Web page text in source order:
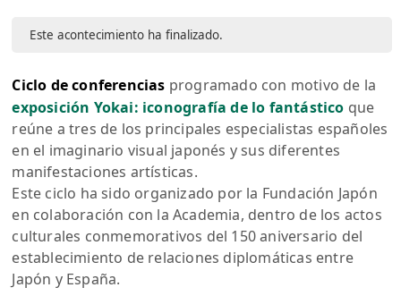
Este acontecimiento ha finalizado.
Ciclo de conferencias programado con motivo de la
exposición Yokai: iconografía de lo fantástico que
reúne a tres de los principales especialistas españoles
en el imaginario visual japonés y sus diferentes
manifestaciones artísticas.
Este ciclo ha sido organizado por la Fundación Japón
en colaboración con la Academia, dentro de los actos
culturales conmemorativos del 150 aniversario del
establecimiento de relaciones diplomáticas entre
Japón y España.